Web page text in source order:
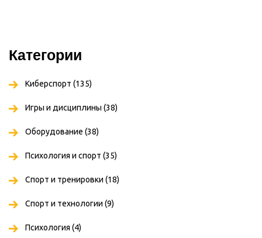
Категории
Киберспорт (135)
Игры и дисциплины (38)
Оборудование (38)
Психология и спорт (35)
Спорт и тренировки (18)
Спорт и технологии (9)
Психология (4)